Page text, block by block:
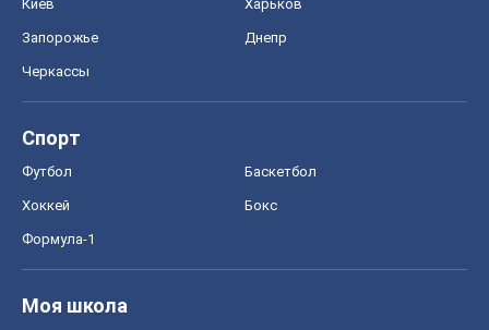
Киев Харьков
Запорожье Днепр
Черкассы
Спорт
Футбол Баскетбол
Хоккей Бокс
Формула-1
Моя школа